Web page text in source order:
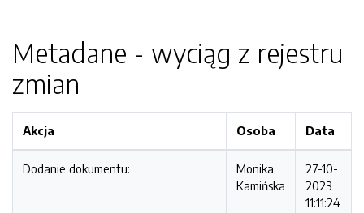
Metadane - wyciąg z rejestru
zmian
Akcja Osoba Data
Dodanie dokumentu:
Monika
Kamińska
27-10-
2023
11:11:24